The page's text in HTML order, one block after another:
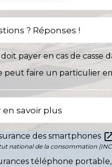
? Réponses !
payer en cas de casse
peut faire un particulier
en savoir plus
des smartphones
national de la consommation
téléphone